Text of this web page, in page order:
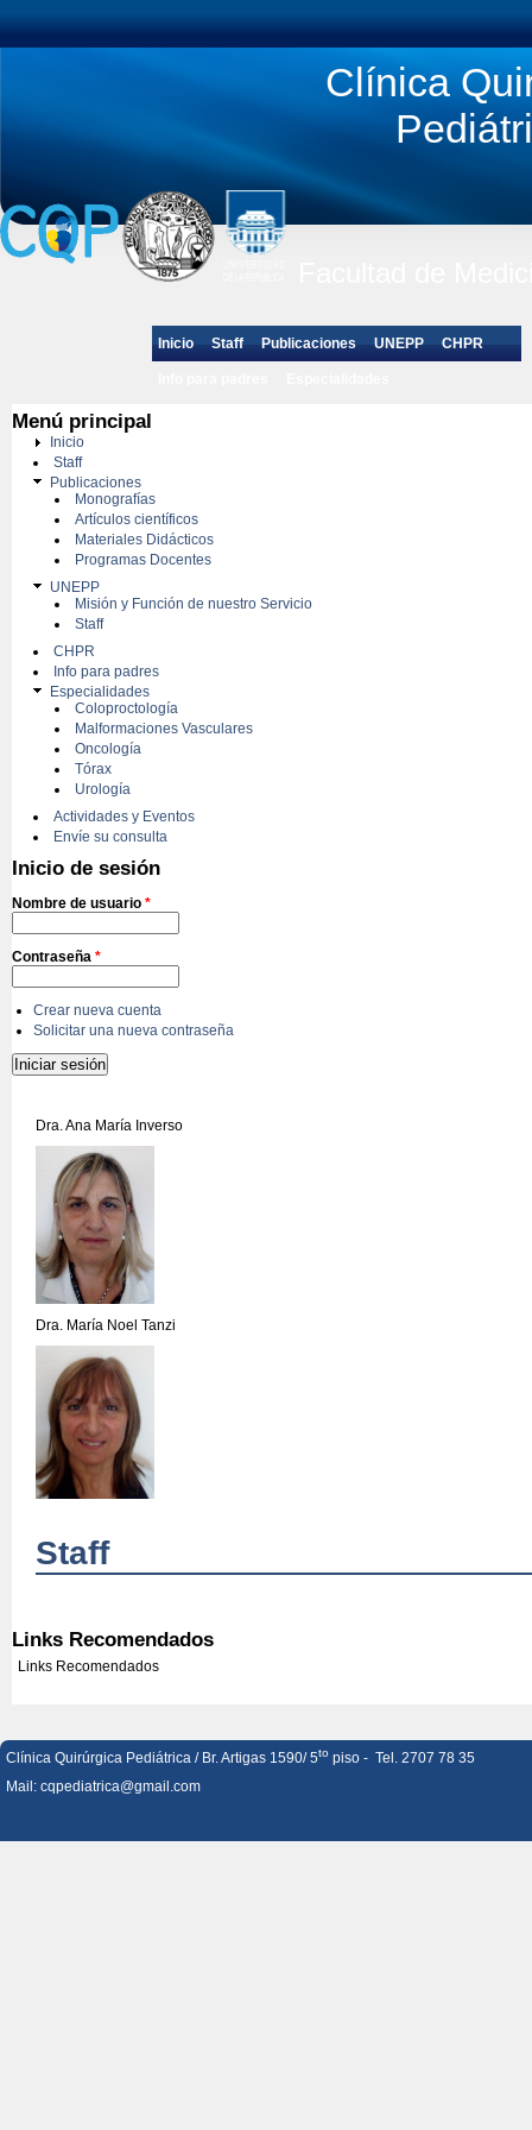
Clínica
Inicio Staff Publicaciones UNEPP CHPR
Menú principal
Inicio
Staff
Publicaciones
Monografías
Artículos científicos
Materiales Didácticos
Programas Docentes
UNEPP
Misión y Función de nuestro Servicio
Staff
CHPR
Info para padres
Especialidades
Coloproctología
Malformaciones Vasculares
Oncología
Tórax
Urología
Actividades y Eventos
Envíe su consulta
Inicio de sesión
Nombre de usuario *
Contraseña *
Crear nueva cuenta
Solicitar una nueva contraseña
Dra. Ana María Inverso
Dra. María Noel Tanzi
Staff
Links Recomendados
Links Recomendados
Clínica Quirúrgica Pediátrica / Br. Artigas 1590/ 5to piso - Tel. 2707 78 35
Mail: cqpediatrica@gmail.com